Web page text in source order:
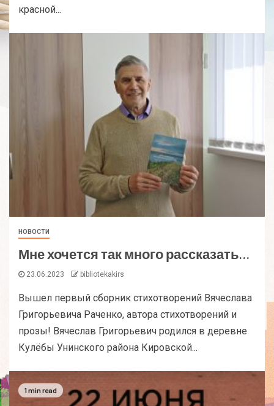
красной...
НОВОСТИ
Мне хочется так много рассказать…
23.06.2023 bibliotekakirs
Вышел первый сборник стихотворений Вячеслава
Григорьевича Раченко, автора стихотворений и
прозы! Вячеслав Григорьевич родился в деревне
Кулёбы Унинского района Кировской...
1 min read